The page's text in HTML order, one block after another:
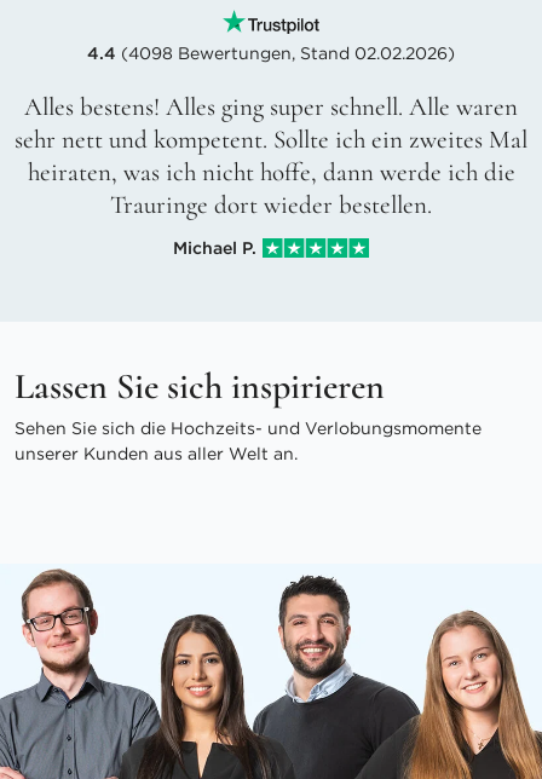
4.4 (4098 Bewertungen, Stand 02.02.2026)
Alles bestens! Alles ging super schnell. Alle waren
sehr nett und kompetent. Sollte ich ein zweites Mal
heiraten, was ich nicht hoffe, dann werde ich die
Trauringe dort wieder bestellen.
Michael P.
Lassen Sie sich inspirieren
Sehen Sie sich die Hochzeits- und Verlobungsmomente
unserer Kunden aus aller Welt an.